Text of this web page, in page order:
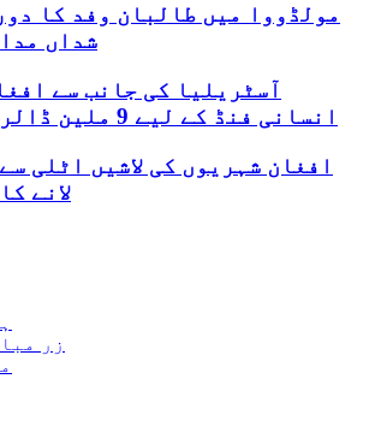
مولڈووا میں طالبان وفد کا
شداں
آسٹریلیا کی جانب سے
انسانی فنڈ کے لیے 9 ملین ڈالر کا تعاون
افغان شہریوں کی لاشیں اٹلی
لانے
زر